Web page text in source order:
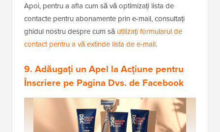
Apoi, pentru a afla cum să vă optimizați lista de
contacte pentru abonamente prin e-mail, consultați
ghidul nostru despre cum săutilizați formularul de
contact pentru a vă extinde lista de e-mail.
9. Adăugați un Apel la Acțiune pentru
Înscriere pe Pagina Dvs. de Facebook